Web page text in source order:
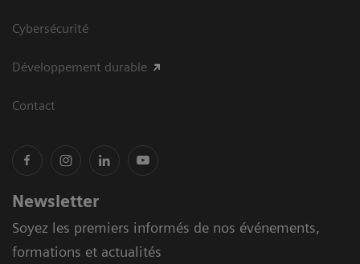
Cybersécurité
Développement durable
Contact
Newsletter
Soyez les premiers informés de nos événements,
formations et actualités